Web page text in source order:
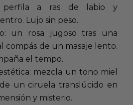
perfila a ras de labio y
Lujo sin peso.
un rosa jugoso tras una
compás de un masaje lento.
el tempo.
mezcla un tono miel
un ciruela translúcido en
y misterio.